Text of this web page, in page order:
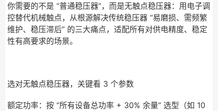
你需要的不是 “普通稳压器”，而是无触点稳压器：用电子调
控替代机械触点，从根源解决传统稳压器 “易磨损、需频繁
维护、稳压滞后” 的三大痛点，适配所有对供电精度、稳定
性有高要求的场景。
选对无触点稳压器，关键看 3 个参数
额定功率：按 “所有设备总功率 + 30% 余量” 选型（如 10